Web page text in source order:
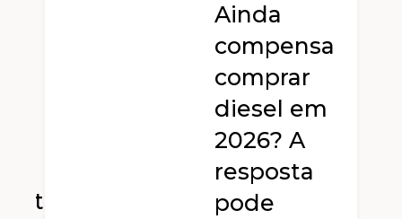
Ainda
compensa
comprar
diesel em
2026? A
resposta
pode